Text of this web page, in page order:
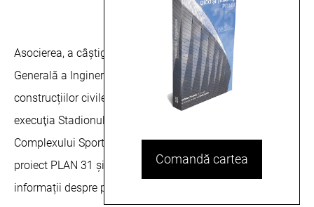
septembrie 16, 2019
Asocierea, a câştigat premiul AGIR 2018 (Asociația
Generală a Inginerilor din România) la categoria: Ingineria
construcțiilor civile și industriale pentru proiectarea şi
execuţia Stadionului Ion Oblemenco din cadrul
Complexului Sportiv Craiova. Au mai colaborat la acest
proiect PLAN 31 și INSTAL DATA PROJECT. Mai multe
informații despre premiu puteți citi
Comandă cartea